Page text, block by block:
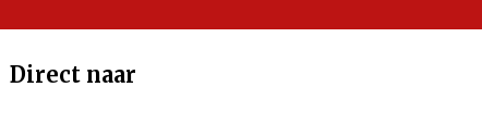
Direct naar